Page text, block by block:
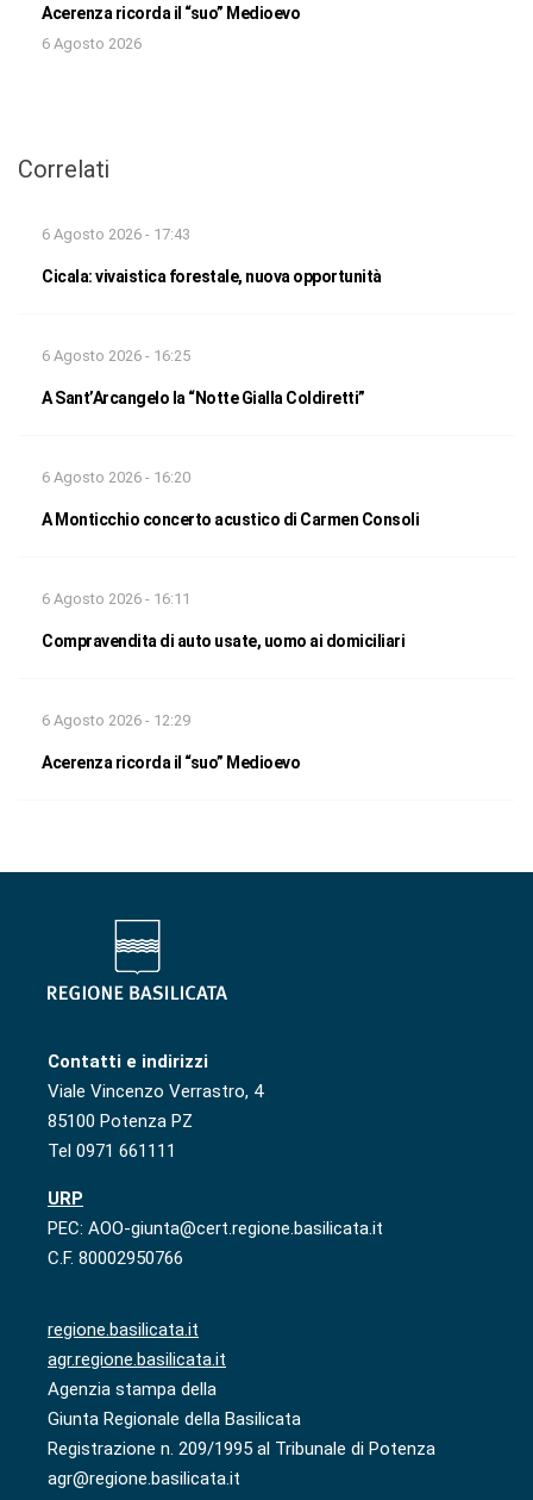
Acerenza ricorda il “suo” Medioevo
6 Agosto 2026
Correlati
6 Agosto 2026 - 17:43
Cicala: vivaistica forestale, nuova opportunità
6 Agosto 2026 - 16:25
A Sant’Arcangelo la “Notte Gialla Coldiretti”
6 Agosto 2026 - 16:20
A Monticchio concerto acustico di Carmen Consoli
6 Agosto 2026 - 16:11
Compravendita di auto usate, uomo ai domiciliari
6 Agosto 2026 - 12:29
Acerenza ricorda il “suo” Medioevo
Contatti e indirizzi
Viale Vincenzo Verrastro, 4
85100 Potenza PZ
Tel 0971 661111
URP
PEC: AOO-giunta@cert.regione.basilicata.it
C.F. 80002950766
regione.basilicata.it
agr.regione.basilicata.it
Agenzia stampa della
Giunta Regionale della Basilicata
Registrazione n. 209/1995 al Tribunale di Potenza
agr@regione.basilicata.it